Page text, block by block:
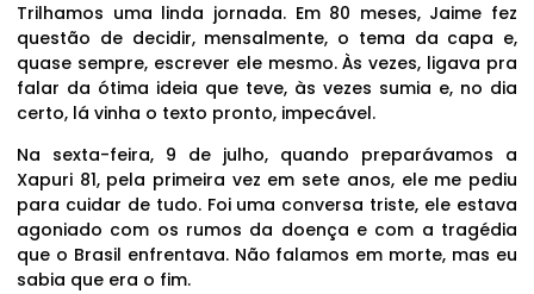
Trilhamos uma linda jornada. Em 80 meses, Jaime fez
questão de decidir, mensalmente, o tema da capa e,
quase sempre, escrever ele mesmo. Às vezes, ligava pra
falar da ótima ideia que teve, às vezes sumia e, no dia
certo, lá vinha o texto pronto, impecável.
Na sexta-feira, 9 de julho, quando preparávamos a
Xapuri 81, pela primeira vez em sete anos, ele me pediu
para cuidar de tudo. Foi uma conversa triste, ele estava
agoniado com os rumos da doença e com a tragédia
que o Brasil enfrentava. Não falamos em morte, mas eu
sabia que era o fim.